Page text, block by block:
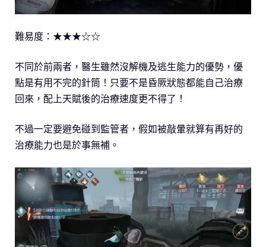
難易度：★★★☆☆
不同於前兩者，醫生雖然沒解機及逃生能力的優勢，優
點是有用不完的針筒！只要不是昏厥狀態都能自己治療
回來，配上天賦後的治療速度更不得了！
不過一定要避免碰到監管者，假如被敲暈就算有再好的
治療能力也是於事無補。